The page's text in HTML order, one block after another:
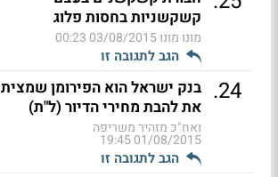
קשקשניות בחסות פלוג
מונו מונו03/08/2015 00:23
הגב לתגובה זו
24
. בנק ישראל הוא הפירומן שמצית
את להבת מחירי הדיור (ל"ת)
ואח"כ מזהיר משריפה
01/08/2015 19:45
הגב לתגובה זו